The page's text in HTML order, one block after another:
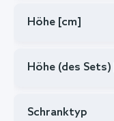
Höhe [cm]
Höhe (des Sets)
Schranktyp